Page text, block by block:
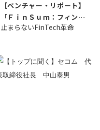
【ベンチャー・リポート】
「ＦｉｎＳｕｍ：フィンテ
ック・サミッ...
止まらないFinTech革命